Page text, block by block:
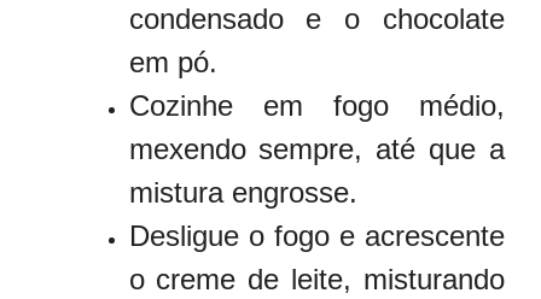
condensado e o chocolate
em pó.
Cozinhe em fogo médio,
mexendo sempre, até que a
mistura engrosse.
Desligue o fogo e acrescente
o creme de leite, misturando